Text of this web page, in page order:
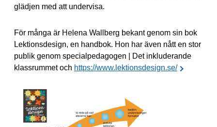
glädjen med att undervisa.
För många är Helena Wallberg bekant genom sin bok
Lektionsdesign, en handbok. Hon har även nått en stor
publik genom specialpedagogen | Det inkluderande
klassrummet och https://www.lektionsdesign.se/